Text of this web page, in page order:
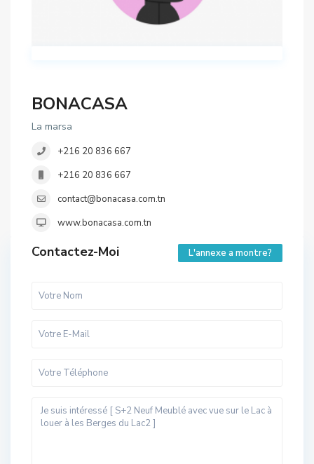
BONACASA
La marsa
+216 20 836 667
+216 20 836 667
contact@bonacasa.com.tn
www.bonacasa.com.tn
Contactez-Moi L'annexe a montre?